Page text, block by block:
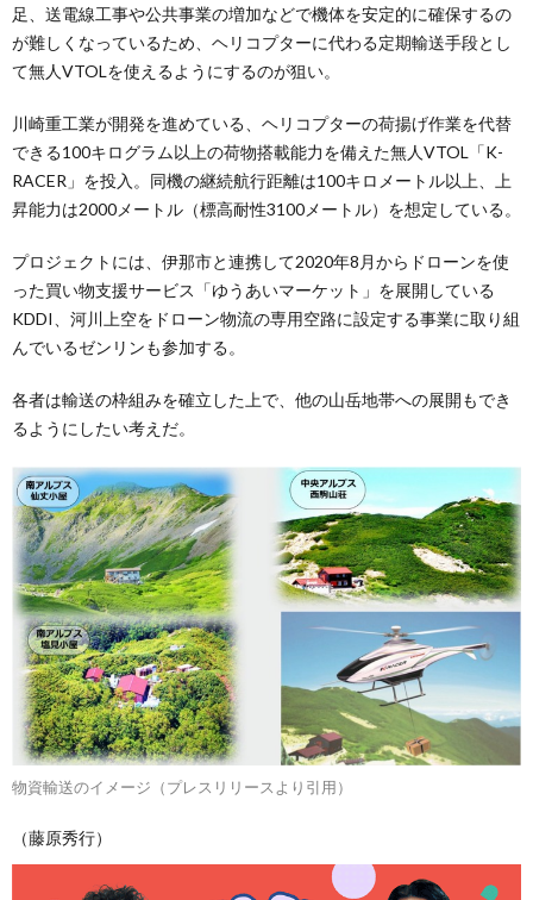
足、送電線工事や公共事業の増加などで機体を安定的に確保するの
が難しくなっているため、ヘリコプターに代わる定期輸送手段とし
て無人VTOLを使えるようにするのが狙い。
川崎重工業が開発を進めている、ヘリコプターの荷揚げ作業を代替
できる100キログラム以上の荷物搭載能力を備えた無人VTOL「K-
RACER」を投入。同機の継続航行距離は100キロメートル以上、上
昇能力は2000メートル（標高耐性3100メートル）を想定している。
プロジェクトには、伊那市と連携して2020年8月からドローンを使
った買い物支援サービス「ゆうあいマーケット」を展開している
KDDI、河川上空をドローン物流の専用空路に設定する事業に取り組
んでいるゼンリンも参加する。
各者は輸送の枠組みを確立した上で、他の山岳地帯への展開もでき
るようにしたい考えだ。
物資輸送のイメージ（プレスリリースより引用）
（藤原秀行）